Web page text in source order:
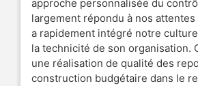
approche personnalisée du
largement répondu à nos attentes
a rapidement intégré notre
la technicité de son organisation.
une réalisation de qualité des
construction budgétaire dans le